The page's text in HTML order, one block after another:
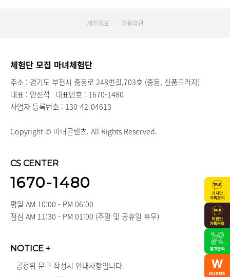
개인정보 이용약관
체험단 모집 마녀체험단
주소 : 경기도 부천시 중동로 248번길,703호 (중동, 신풍프라자)
대표 : 안진석 대표번호 : 1670-1480
사업자 등록번호 : 130-42-04613
Copyright © 마녀콘텐츠. All Rights Reserved.
CS CENTER
1670-1480
평일 AM 10:00 - PM 06:00
점심 AM 11:30 - PM 01:00 (주말 및 공휴일 휴무)
NOTICE +
공정위 문구 작성시 안내사항입니다.